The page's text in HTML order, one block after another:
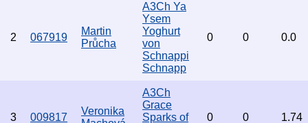
2 067919
Martin
Průcha
A3Ch Ya
Ysem
Yoghurt
von
Schnappi
Schnapp
0 0 0.0
3 009817
Veronika
A3Ch
Grace
Sparks of
0 0 1.74